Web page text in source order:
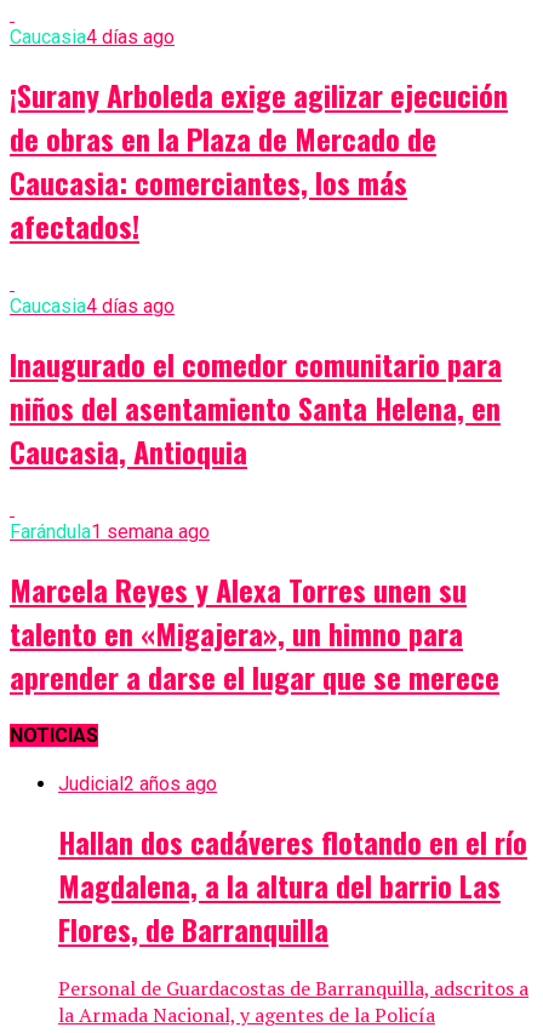
Caucasia4 días ago
¡Surany Arboleda exige agilizar ejecución
de obras en la Plaza de Mercado de
Caucasia: comerciantes, los más
afectados!
Caucasia4 días ago
Inaugurado el comedor comunitario para
niños del asentamiento Santa Helena, en
Caucasia, Antioquia
Farándula1 semana ago
Marcela Reyes y Alexa Torres unen su
talento en «Migajera», un himno para
aprender a darse el lugar que se merece
NOTICIAS
Judicial 2 años ago
Hallan dos cadáveres flotando en el río
Magdalena, a la altura del barrio Las
Flores, de Barranquilla
Personal de Guardacostas de Barranquilla, adscritos a
la Armada Nacional, y agentes de la Policía